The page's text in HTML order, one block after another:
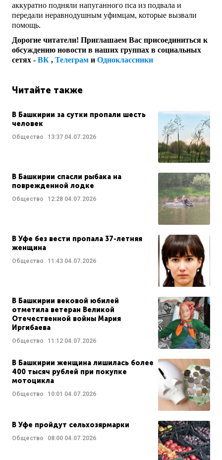
аккуратно подняли напуганного пса из подвала и
передали неравнодушным уфимцам, которые вызвали
помощь.
Дорогие читатели! Приглашаем Вас присоединиться к
обсуждению новости в наших группах в социальных
сетях - ВК , Телеграм и Одноклассники
Читайте также
В Башкирии за сутки пропали шесть
человек
Общество 13:37 04.07.2026
В Башкирии спасли рыбака на
поврежденной лодке
Общество 12:28 04.07.2026
В Уфе без вести пропала 37-летняя
женщина
Общество 11:43 04.07.2026
В Башкирии вековой юбилей
отметила ветеран Великой
Отечественной войны Мария
Иргибаева
Общество 11:12 04.07.2026
В Башкирии женщина лишилась более
400 тысяч рублей при покупке
мотоцикла
Общество 10:01 04.07.2026
В Уфе пройдут сельхозярмарки
Общество 08:00 04.07.2026